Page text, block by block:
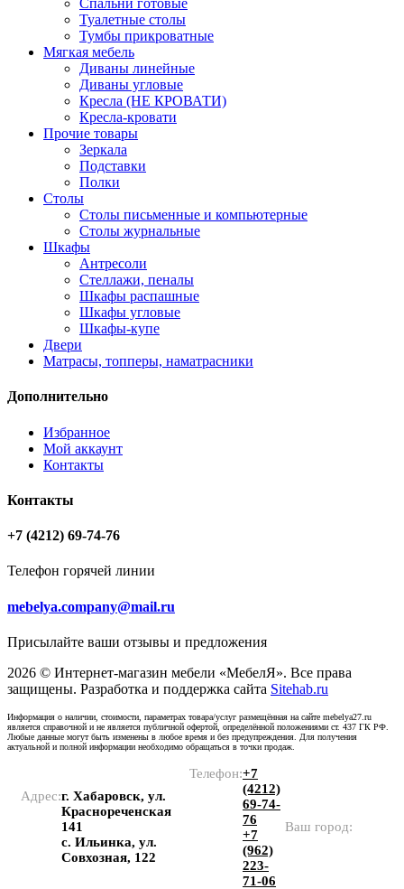
Спальни готовые
Туалетные столы
Тумбы прикроватные
Мягкая мебель
Диваны линейные
Диваны угловые
Кресла (НЕ КРОВАТИ)
Кресла-кровати
Прочие товары
Зеркала
Подставки
Полки
Столы
Столы письменные и компьютерные
Столы журнальные
Шкафы
Антресоли
Стеллажи, пеналы
Шкафы распашные
Шкафы угловые
Шкафы-купе
Двери
Матрасы, топперы, наматрасники
Дополнительно
Избранное
Мой аккаунт
Контакты
Контакты
+7 (4212) 69-74-76
Телефон горячей линии
mebelya.company@mail.ru
Присылайте ваши отзывы и предложения
2026 © Интернет-магазин мебели «МебелЯ». Все права
защищены. Разработка и поддержка сайта Sitehab.ru
Информация о наличии, стоимости, параметрах товара/услуг размещённая на сайте mebelya27.ru
является справочной и не является публичной офертой, определённой положениями ст. 437 ГК РФ.
Любые данные могут быть изменены в любое время и без предупреждения. Для получения
актуальной и полной информации необходимо обращаться в точки продаж.
Адрес:г. Хабаровск, ул.
Краснореченская
141
с. Ильинка, ул.
Совхозная, 122
Телефон:+7
(4212)
69-74-
76
+7
(962)
223-
71-06
Ваш город: